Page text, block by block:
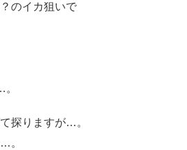
のイカ狙いで
探りますが…。
。